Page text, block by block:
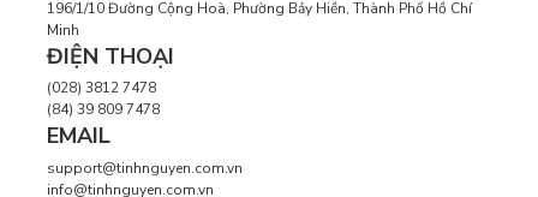
196/1/10 Đường Cộng Hoà, Phường Bảy Hiền, Thành Phố Hồ Chí
Minh
ĐIỆN THOẠI
(028) 3812 7478
(84) 39 809 7478
EMAIL
support@tinhnguyen.com.vn
info@tinhnguyen.com.vn